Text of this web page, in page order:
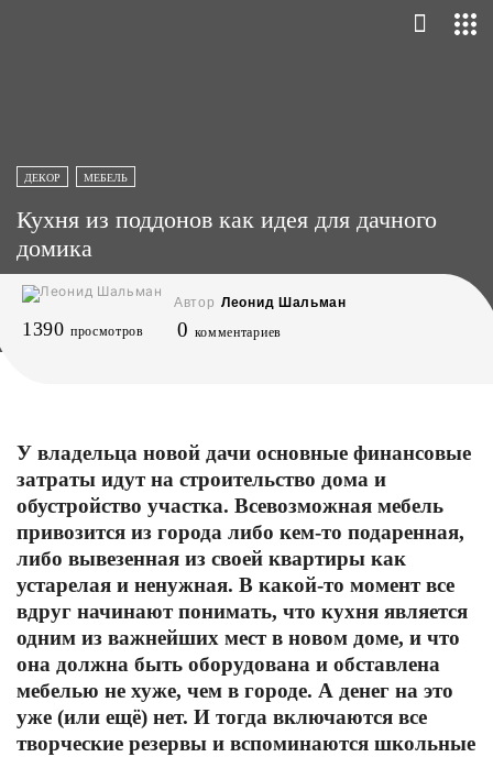
ДЕКОР МЕБЕЛЬ
Кухня из поддонов как идея для дачного
домика
Автор Леонид Шальман
1390 просмотров 0 комментариев
У владельца новой дачи основные финансовые
затраты идут на строительство дома и
обустройство участка. Всевозможная мебель
привозится из города либо кем-то подаренная,
либо вывезенная из своей квартиры как
устарелая и ненужная. В какой-то момент все
вдруг начинают понимать, что кухня является
одним из важнейших мест в новом доме, и что
она должна быть оборудована и обставлена
мебелью не хуже, чем в городе. А денег на это
уже (или ещё) нет. И тогда включаются все
творческие резервы и вспоминаются школьные